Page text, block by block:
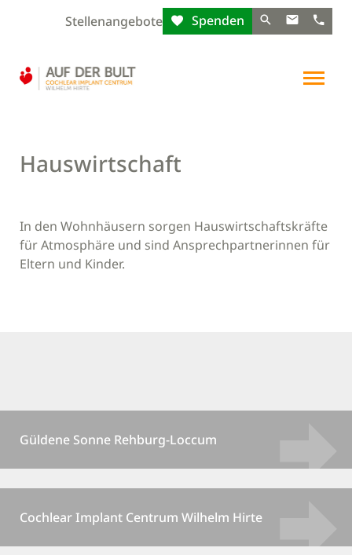
Stellenangebote Spenden
Hauswirtschaft
In den Wohnhäusern sorgen Hauswirtschaftskräfte
für Atmosphäre und sind Ansprechpartnerinnen für
Eltern und Kinder.
Güldene Sonne Rehburg-Loccum
Cochlear Implant Centrum Wilhelm Hirte